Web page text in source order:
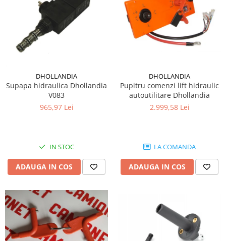
DHOLLANDIA
Supapa hidraulica Dhollandia
V083
965,97 Lei
IN STOC
ADAUGA IN COS
DHOLLANDIA
Pupitru comenzi lift hidraulic
autoutilitare Dhollandia
2.999,58 Lei
LA COMANDA
ADAUGA IN COS